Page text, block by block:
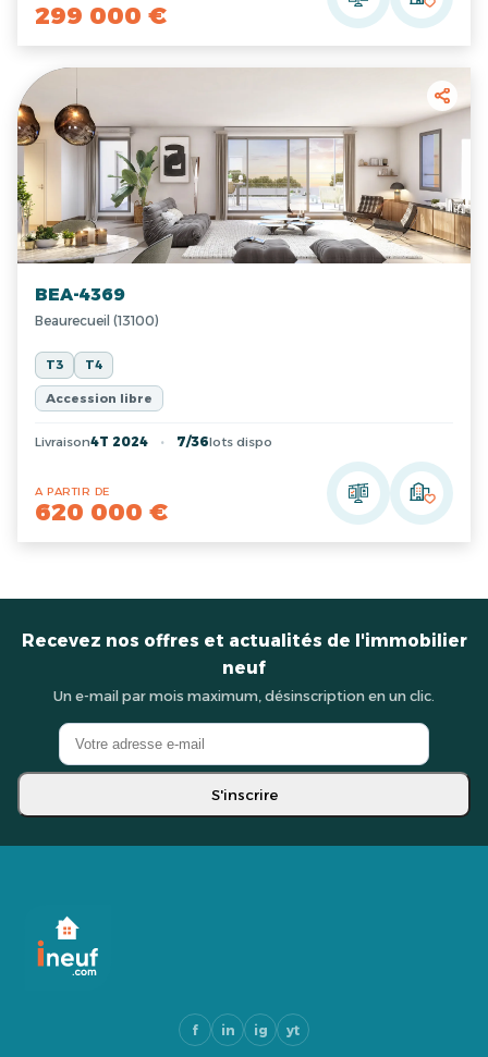
299 000 €
BEA-4369
Beaurecueil (13100)
T3 T4
Accession libre
Livraison4T 2024 7/36lots dispo
A PARTIR DE
620 000 €
Recevez nos offres et actualités de l'immobilier
neuf
Un e-mail par mois maximum, désinscription en un clic.
S'inscrire
f in ig yt